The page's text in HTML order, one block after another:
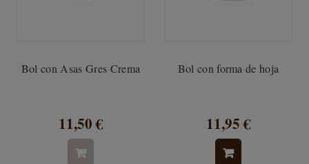
Bol con Asas Gres Crema
11,50 €
Bol con forma de hoja
11,95 €